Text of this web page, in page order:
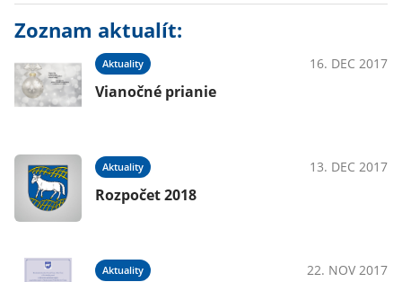
Zoznam aktualít:
Aktuality 16. DEC 2017
Vianočné prianie
Aktuality 13. DEC 2017
Rozpočet 2018
Aktuality 22. NOV 2017